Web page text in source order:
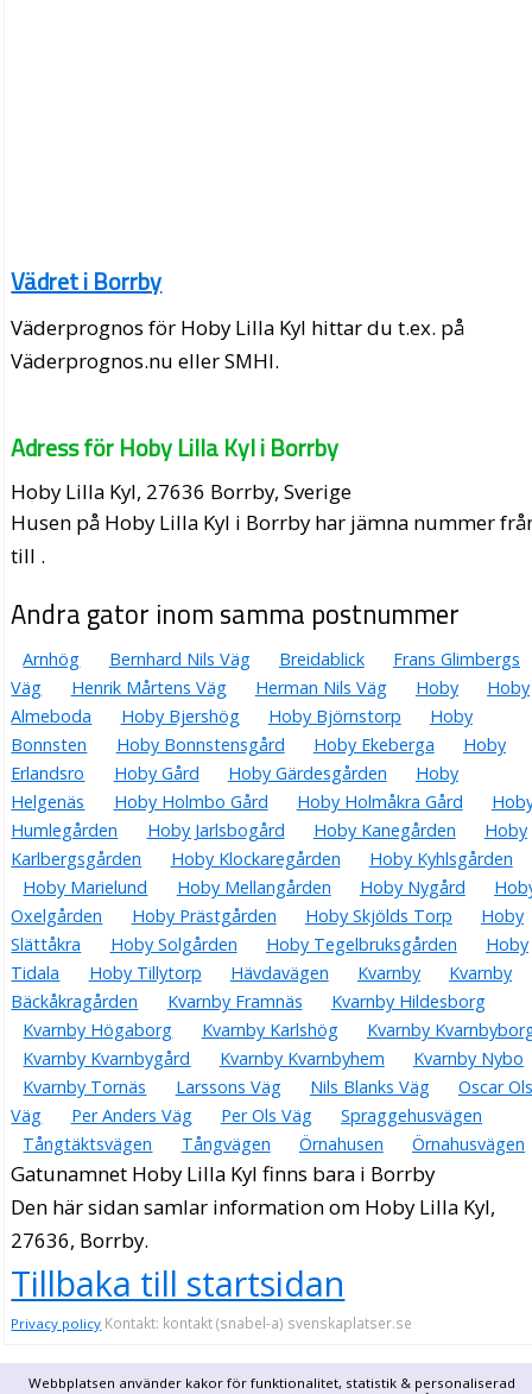
Webbplatsen använder kakor för funktionalitet, statistik & personaliserad
Vädret i Borrby
Väderprognos för Hoby Lilla Kyl hittar du t.ex. på
Väderprognos.nu eller SMHI.
Adress för Hoby Lilla Kyl i Borrby
Hoby Lilla Kyl, 27636 Borrby, Sverige
Husen på Hoby Lilla Kyl i Borrby har jämna nummer
till .
Andra gator inom samma postnummer
Arnhög Bernhard Nils Väg Breidablick
Frans Glimbergs
Väg
Henrik Mårtens Väg Herman Nils Väg Hoby
Hoby
Almeboda
Hoby Bjershög Hoby Björnstorp
Hoby
Bonnsten
Hoby Bonnstensgård Hoby Ekeberga
Hoby
Erlandsro
Hoby Gård Hoby Gärdesgården
Hoby
Helgenäs
Hoby Holmbo Gård Hoby Holmåkra Gård
Humlegården
Hoby Jarlsbogård Hoby Kanegården
Hoby
Karlbergsgården
Hoby Klockaregården
Hoby Kyhlsgården
Hoby Marielund
Hoby Mellangården Hoby Nygård
Oxelgården
Hoby Prästgården Hoby Skjölds Torp
Hoby
Slättåkra
Hoby Solgården Hoby Tegelbruksgården
Hoby
Tidala
Hoby Tillytorp Hävdavägen Kvarnby
Kvarnby
Bäckåkragården
Kvarnby Framnäs
Kvarnby Hildesborg
Kvarnby Högaborg
Kvarnby Karlshög
Kvarnby
Kvarnby Kvarnbygård
Kvarnby Kvarnbyhem
Kvarnby Nybo
Kvarnby Tornäs
Larssons Väg Nils Blanks Väg
Oscar Ols
Väg
Per Anders Väg Per Ols Väg
Spraggehusvägen
Tångtäktsvägen
Tångvägen Örnahusen Örnahusvägen
Gatunamnet Hoby Lilla Kyl finns bara i Borrby
Den här sidan samlar information om Hoby Lilla Kyl,
27636, Borrby.
Tillbaka till startsidan
Privacy policy Kontakt: kontakt (snabel-a) svenskaplatser.se